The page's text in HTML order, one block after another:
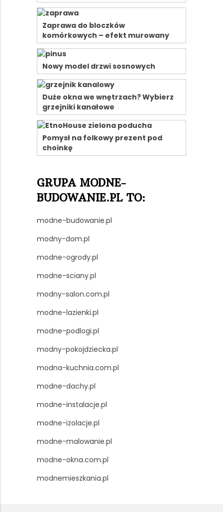
Zaprawa do bloczków
komórkowych – efekt murowany
Nowy model drzwi sosnowych
Duże okna we wnętrzach? Wybierz
grzejniki kanałowe
Pomysł na folkowy prezent pod
choinkę
GRUPA MODNE-
BUDOWANIE.PL TO:
modne-budowanie.pl
modny-dom.pl
modne-ogrody.pl
modne-sciany.pl
modny-salon.com.pl
modne-lazienki.pl
modne-podlogi.pl
modny-pokojdziecka.pl
modna-kuchnia.com.pl
modne-dachy.pl
modne-instalacje.pl
modne-izolacje.pl
modne-malowanie.pl
modne-okna.com.pl
modnemieszkania.pl